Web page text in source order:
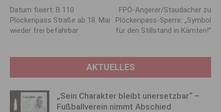
Datum fixiert: B 110
Plöckenpass Straße ab 18. Mai
wieder frei befahrbar
FPÖ-Angerer/Staudacher zu
Plöckenpass-Sperre: „Symbol
für den Stillstand in Kärnten!”
AKTUELLES
„Sein Charakter bleibt unersetzbar“ –
Fußballverein nimmt Abschied